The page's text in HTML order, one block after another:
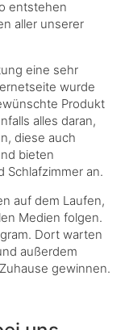
entstehen
aller unserer
eine sehr
wurde
Produkt
alles daran,
diese auch
bieten
Schlafzimmer an.
auf dem Laufen,
Medien folgen.
Dort warten
außerdem
gewinnen.